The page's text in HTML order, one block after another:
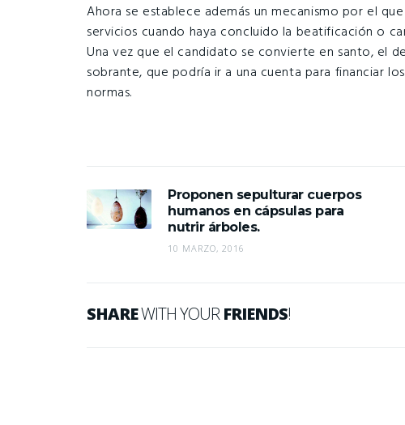
Ahora se establece además un mecanismo por el
servicios cuando haya concluido la beatificación o
Una vez que el candidato se convierte en santo, el
sobrante, que podría ir a una cuenta para financiar
normas.
Proponen sepulturar cuerpos
humanos en cápsulas para
nutrir árboles.
10 MARZO, 2016
SHAREWITH YOURFRIENDS!